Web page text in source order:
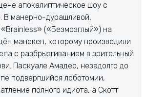
апокалиптическое шоу с
В манерно-дурашливой,
(«Безмозглый») на
манекен, которому производили
с разбрызгиванием в зрительный
Паскуале Амадео, незадолго до
подвергшийся лоботомии,
полного идиота, а Скотт